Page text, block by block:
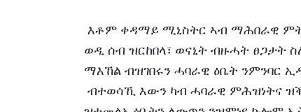
ወዲ ሰብ ዝርከበላ፣ ወናኒት ብዙሓት ፀጋታት
ማእኸል ብዝገበሩን ሓባራዊ ዕቤት ንምንባር